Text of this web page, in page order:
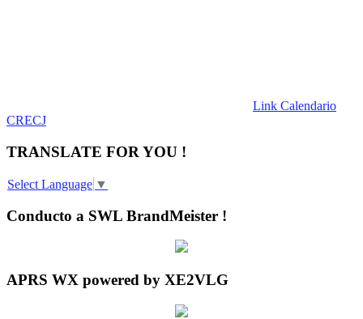
Link Calendario
CRECJ
TRANSLATE FOR YOU !
Select Language ▼
Conducto a SWL BrandMeister !
APRS WX powered by XE2VLG